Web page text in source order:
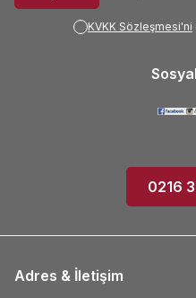
KVKK Sözleşmesi'ni
0216
Adres & İletişim